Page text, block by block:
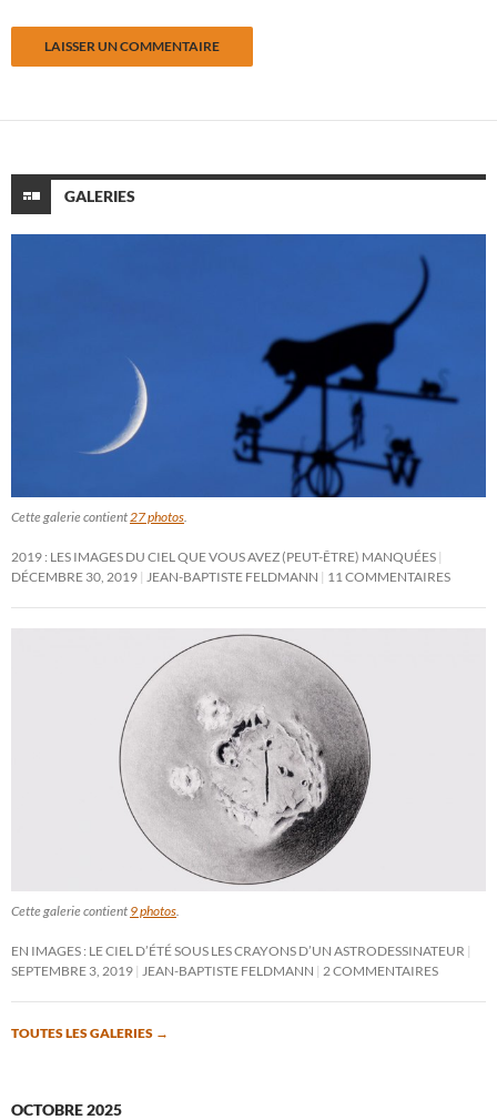
GALERIES
Cette galerie contient 27 photos
2019 : LES IMAGES DU CIEL QUE VOUS AVEZ (PEUT-ÊTRE) MANQUÉES
DÉCEMBRE 30, 2019
JEAN-BAPTISTE FELDMANN 11 COMMENTAIRES
Cette galerie contient 9 photos
EN IMAGES : LE CIEL D’ÉTÉ SOUS LES CRAYONS D’UN ASTRODESSINATEUR
SEPTEMBRE 3, 2019
JEAN-BAPTISTE FELDMANN 2 COMMENTAIRES
TOUTES LES GALERIES →
OCTOBRE 2025